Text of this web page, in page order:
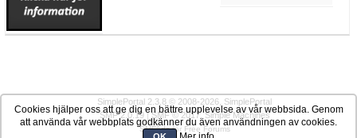
SimplePortal 2.3.8 © 2008-2026, SimplePortal
SMF 2.0.19|SMF © 2017,Simple Machines
SMFAdsfor Free Forums
Cookies hjälper oss att ge dig en bättre upplevelse av vår webbsida. Genom
att använda vår webbplats godkänner du även användningen av cookies.